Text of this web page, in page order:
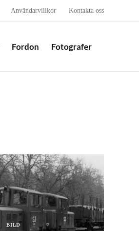
Användarvillkor Kontakta oss
Fordon Fotografer
BILD